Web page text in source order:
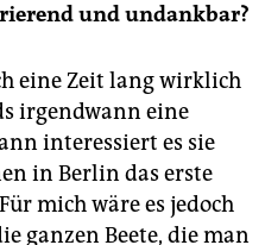
und undankbar?
eine Zeit lang wirklich
irgendwann eine
interessiert es sie
in Berlin das erste
mich wäre es jedoch
ganzen Beete, die man